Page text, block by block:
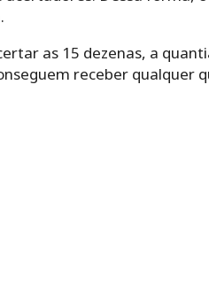
as 15 dezenas, a
receber qualquer